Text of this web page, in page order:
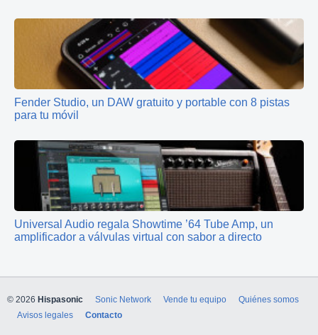
Fender Studio, un DAW gratuito y portable con 8 pistas
para tu móvil
Universal Audio regala Showtime ’64 Tube Amp, un
amplificador a válvulas virtual con sabor a directo
© 2026 Hispasonic Sonic Network Vende tu equipo
Quiénes somos
Avisos legales
Contacto